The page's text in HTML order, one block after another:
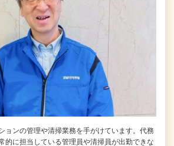
ョンの管理や清掃業務を手がけています。代務
的に担当している管理員や清掃員が出勤できな